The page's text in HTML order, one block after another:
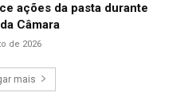
ações da pasta durante
Câmara
de 2026
mais